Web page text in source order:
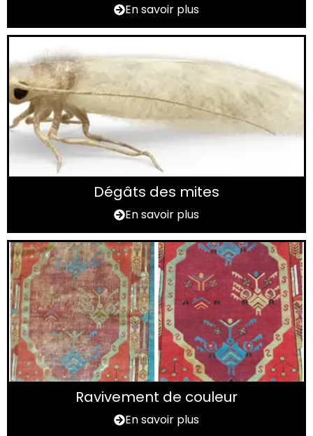
En savoir plus
Dégâts des mites
En savoir plus
Ravivement de couleur
En savoir plus